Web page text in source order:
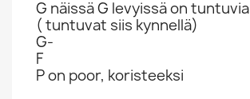
G näissä G levyissä on
( tuntuvat siis kynnellä)
G-
F
P on poor, koristeeksi